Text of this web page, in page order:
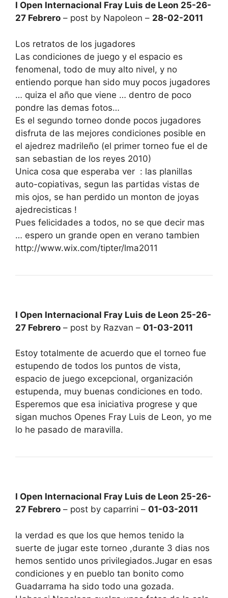
I Open Internacional Fray Luis de Leon 25-26-
27 Febrero – post by Napoleon – 28-02-2011
Los retratos de los jugadores
Las condiciones de juego y el espacio es
fenomenal, todo de muy alto nivel, y no
entiendo porque han sido muy pocos jugadores
… quiza el año que viene … dentro de poco
pondre las demas fotos…
Es el segundo torneo donde pocos jugadores
disfruta de las mejores condiciones posible en
el ajedrez madrileño (el primer torneo fue el de
san sebastian de los reyes 2010)
Unica cosa que esperaba ver : las planillas
auto-copiativas, segun las partidas vistas de
mis ojos, se han perdido un monton de joyas
ajedrecisticas !
Pues felicidades a todos, no se que decir mas
… espero un grande open en verano tambien
http://www.wix.com/tipter/lma2011
I Open Internacional Fray Luis de Leon 25-26-
27 Febrero – post by Razvan – 01-03-2011
Estoy totalmente de acuerdo que el torneo fue
estupendo de todos los puntos de vista,
espacio de juego excepcional, organización
estupenda, muy buenas condiciones en todo.
Esperemos que esa iniciativa progrese y que
sigan muchos Openes Fray Luis de Leon, yo me
lo he pasado de maravilla.
I Open Internacional Fray Luis de Leon 25-26-
27 Febrero – post by caparrini – 01-03-2011
la verdad es que los que hemos tenido la
suerte de jugar este torneo ,durante 3 dias nos
hemos sentido unos privilegiados.Jugar en esas
condiciones y en pueblo tan bonito como
Guadarrama ha sido todo una gozada.